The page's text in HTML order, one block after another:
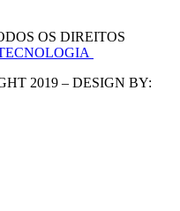
OS DIREITOS
2019 – DESIGN BY: